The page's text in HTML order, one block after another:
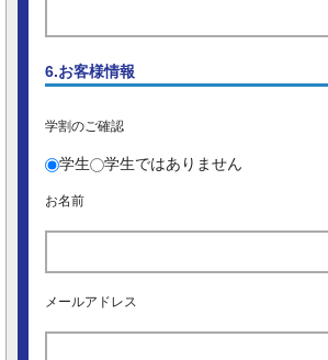
6.お客様情報
学割のご確認
学生 学生ではありません
お名前
メールアドレス